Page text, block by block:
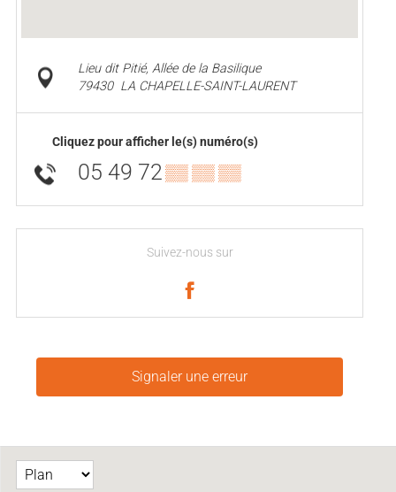
Lieu dit Pitié, Allée de la Basilique
79430 LA CHAPELLE-SAINT-LAURENT
Cliquez pour afficher le(s) numéro(s)
05 49 72▒▒ ▒▒ ▒▒
Suivez-nous sur
Signaler une erreur